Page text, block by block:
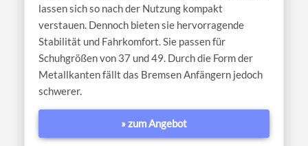
lassen sich so nach der Nutzung kompakt
verstauen. Dennoch bieten sie hervorragende
Stabilität und Fahrkomfort. Sie passen für
Schuhgrößen von 37 und 49. Durch die Form der
Metallkanten fällt das Bremsen Anfängern jedoch
schwerer.
» zum Angebot